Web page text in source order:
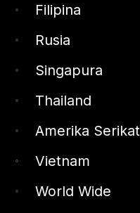
Filipina
Rusia
Singapura
Thailand
Amerika Serikat
Vietnam
World Wide